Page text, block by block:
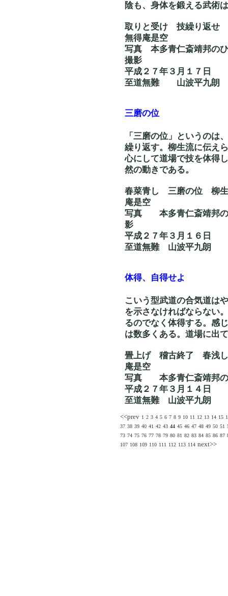
陰も、身体を鍛える武術
取りと受け 技繰
無得庵是空
写真 本多青仁斎靖
撮影
平成２７年３月１７日
至道無難 山波平九朗
三磨の位
「三磨の位」というの
繰り返す。柳生流に伝え
心にして道場で技を体得
然の動きである。
春菜青し 三磨の
庵是空
写真 本多青仁斎靖
影
平成２７年３月１６日
至道無難 山波平九朗
体得、自得せよ
こいう型武道の合気道は
を示さなければならない
るのでなく体得する。感
は数多くある。道場に出
畳上げ 稽古終了
庵是空
写真 本多青仁斎靖邦
平成２７年３月１４日
至道無難 山波平九朗
<<prev 1 2 3 4 5 6 7 8 9 10 11 12 13 14 15
37 38 39 40 41 42 43 44 45 46 47 48 49 50 51
73 74 75 76 77 78 79 80 81 82 83 84 85 86 87
107 108 109 110 111 112 113 114 next>>